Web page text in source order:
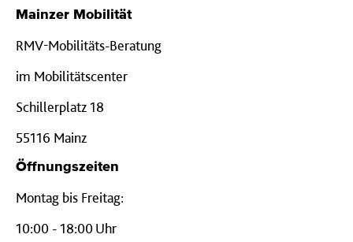
Mainzer Mobilität
RMV-Mobilitäts-Beratung
im Mobilitätscenter
Schillerplatz 18
55116 Mainz
Öffnungszeiten
Montag bis Freitag:
10:00 - 18:00 Uhr